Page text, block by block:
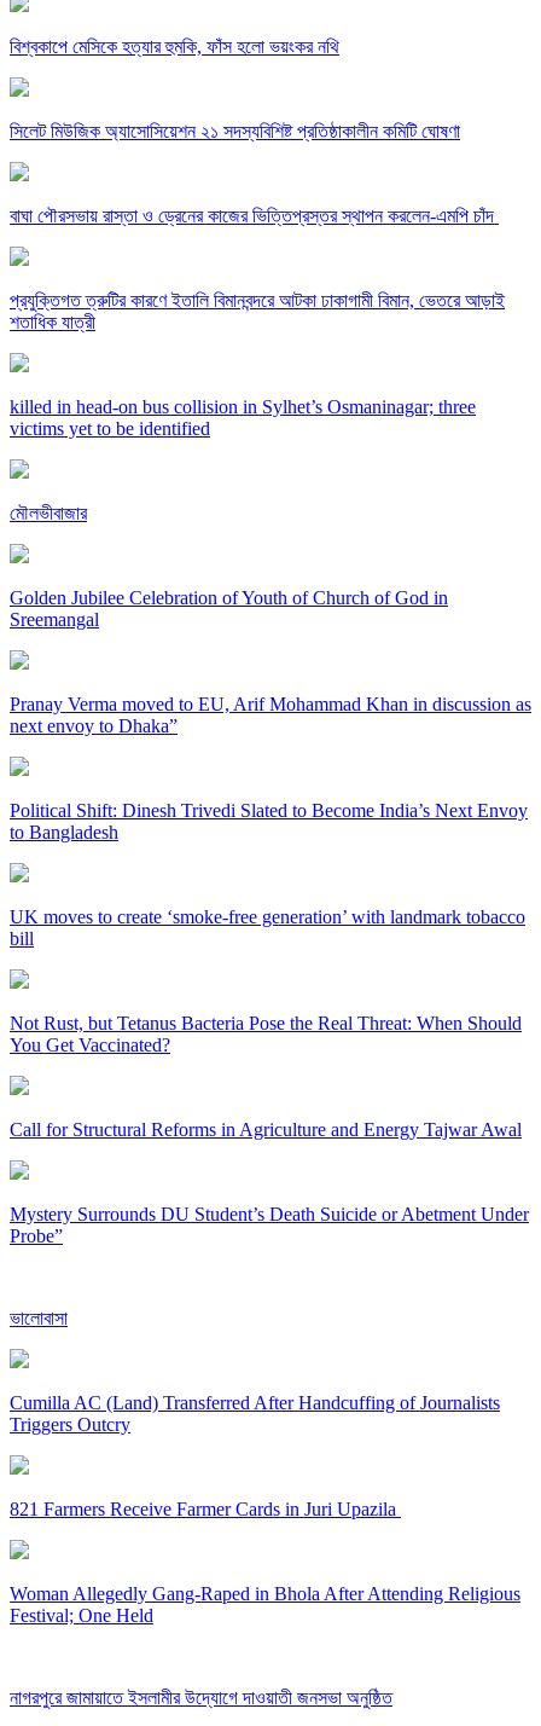
বিশ্বকাপে মেসিকে হত্যার হুমকি, ফাঁস হলো ভয়ংকর নথি
সিলেট মিউজিক অ্যাসোসিয়েশন ২১ সদস্যবিশিষ্ট প্রতিষ্ঠাকালীন কমিটি ঘোষণা
বাঘা পৌরসভায় রাস্তা ও ড্রেনের কাজের ভিত্তিপ্রস্তর স্থাপন করলেন-এমপি চাঁদ
প্রযুক্তিগত ত্রুটির কারণে ইতালি বিমানবন্দরে আটকা ঢাকাগামী বিমান, ভেতরে আড়াই
শতাধিক যাত্রী
killed in head-on bus collision in Sylhet’s Osmaninagar; three
victims yet to be identified
মৌলভীবাজার
Golden Jubilee Celebration of Youth of Church of God in
Sreemangal
Pranay Verma moved to EU, Arif Mohammad Khan in discussion as
next envoy to Dhaka”
Political Shift: Dinesh Trivedi Slated to Become India’s Next Envoy
to Bangladesh
UK moves to create ‘smoke-free generation’ with landmark tobacco
bill
Not Rust, but Tetanus Bacteria Pose the Real Threat: When Should
You Get Vaccinated?
Call for Structural Reforms in Agriculture and Energy Tajwar Awal
Mystery Surrounds DU Student’s Death Suicide or Abetment Under
Probe”
ভালোবাসা
Cumilla AC (Land) Transferred After Handcuffing of Journalists
Triggers Outcry
821 Farmers Receive Farmer Cards in Juri Upazila
Woman Allegedly Gang-Raped in Bhola After Attending Religious
Festival; One Held
নাগরপুরে জামায়াতে ইসলামীর উদ্যোগে দাওয়াতী জনসভা অনুষ্ঠিত